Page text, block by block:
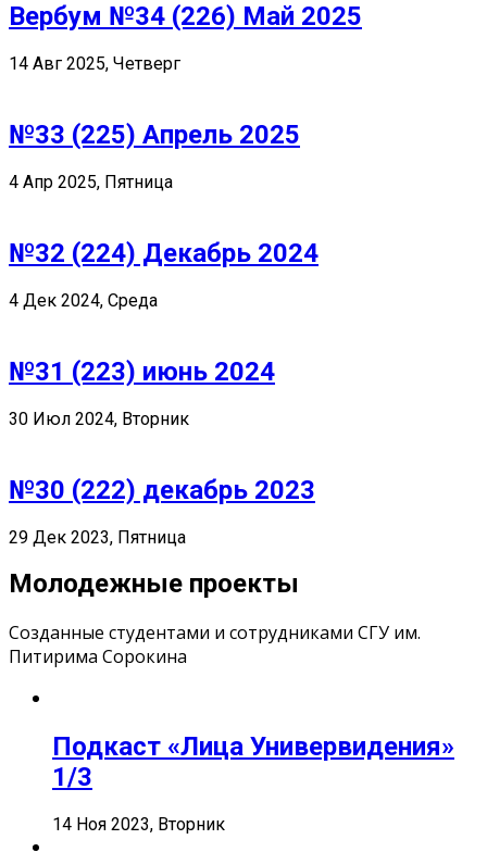
Вербум №34 (226) Май 2025
14 Авг 2025, Четверг
№33 (225) Апрель 2025
4 Апр 2025, Пятница
№32 (224) Декабрь 2024
4 Дек 2024, Среда
№31 (223) июнь 2024
30 Июл 2024, Вторник
№30 (222) декабрь 2023
29 Дек 2023, Пятница
Молодежные проекты
Созданные студентами и сотрудниками СГУ им.
Питирима Сорокина
Подкаст «Лица Универвидения»
1/3
14 Ноя 2023, Вторник